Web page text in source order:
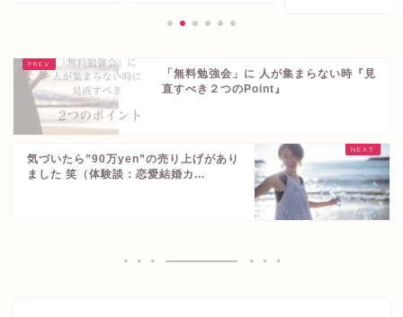
「無料勉強会」に 人が集まらない時『見
直すべき２つのPoint』
気づいたら”90万yen”の売り上げがあり
ました 笑（体験談：恋愛結婚カ...